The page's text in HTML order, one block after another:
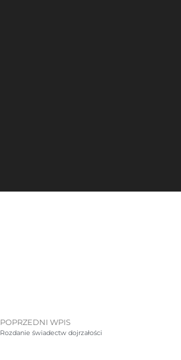
POPRZEDNI WPIS
Rozdanie świadectw dojrzałości